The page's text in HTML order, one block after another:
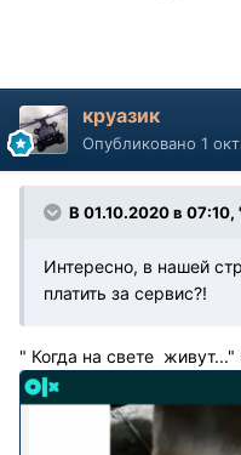
круазик
Опубликовано 1
В 01.10.2020 в
Интересно, в нашей
платить за сервис?!
" Когда на свете живут..."